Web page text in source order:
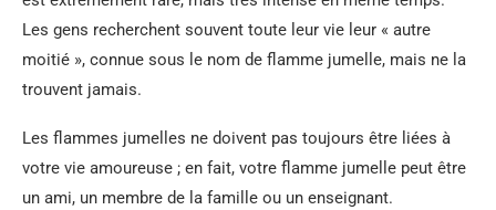
Les gens recherchent souvent toute leur vie leur « autre
moitié », connue sous le nom de flamme jumelle, mais ne la
trouvent jamais.
Les flammes jumelles ne doivent pas toujours être liées à
votre vie amoureuse ; en fait, votre flamme jumelle peut être
un ami, un membre de la famille ou un enseignant.